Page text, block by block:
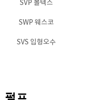
SVP 볼텍스
SWP 웨스코
SVS 입형오수